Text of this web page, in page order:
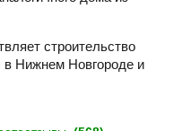
строительство
Нижнем Новгороде и